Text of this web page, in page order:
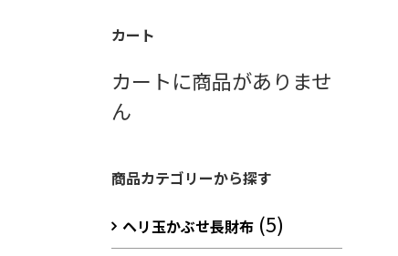
カート
カートに商品がありませ
ん
商品カテゴリーから探す
ヘリ玉かぶせ長財布 (5)